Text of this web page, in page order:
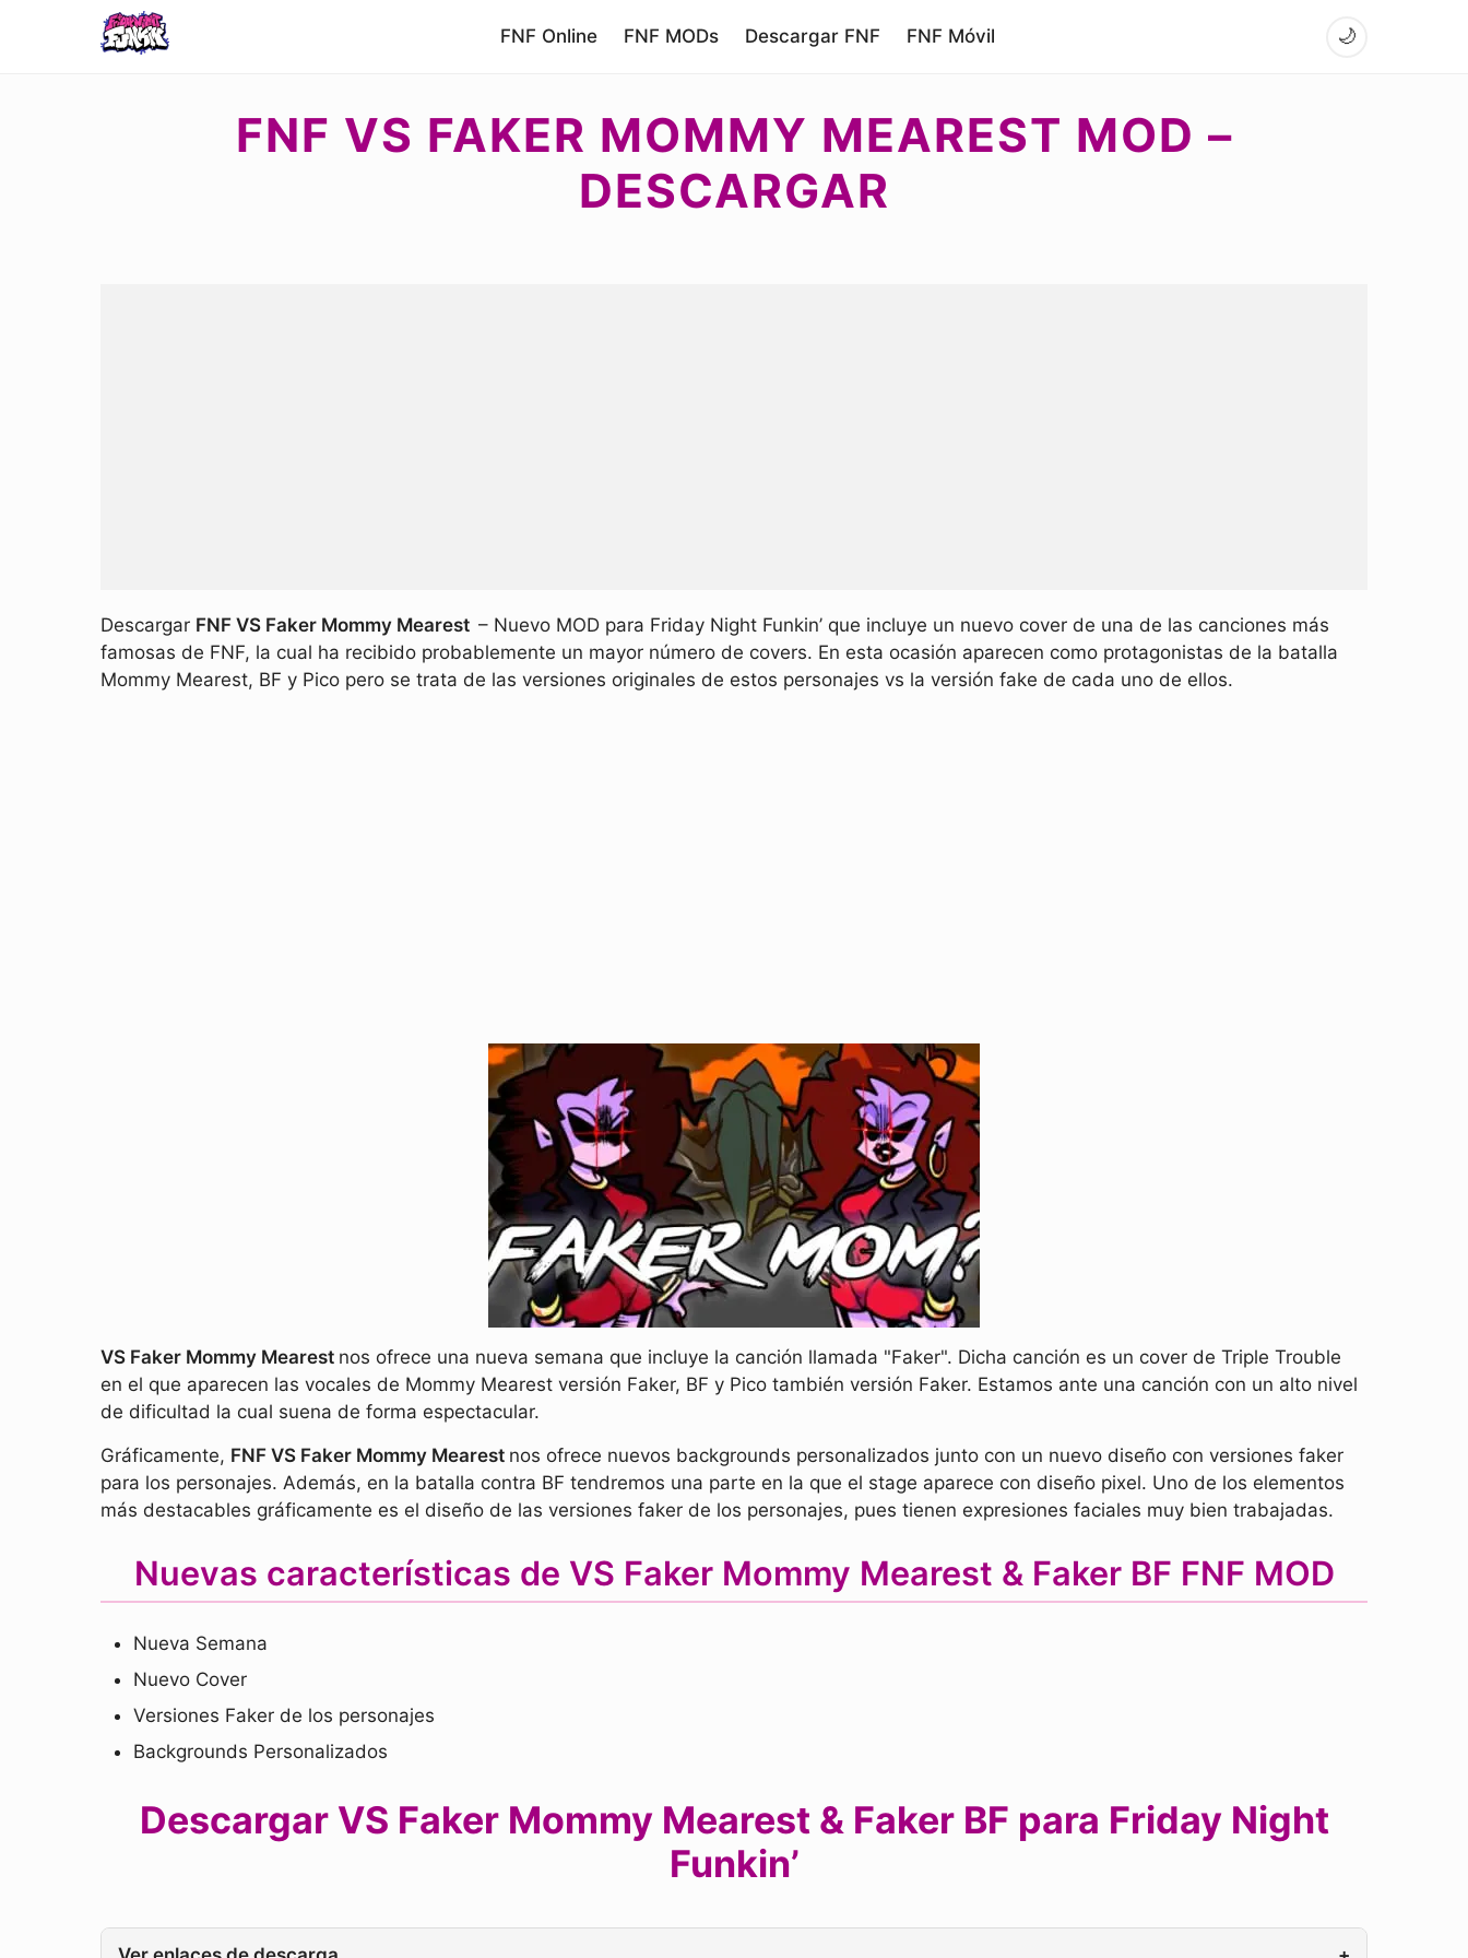
FNF Online FNF MODs Descargar FNF FNF Móvil 🌙
FNF VS FAKER MOMMY MEAREST MOD –
DESCARGAR
Descargar FNF VS Faker Mommy Mearest – Nuevo MOD para Friday Night Funkin’ que incluye un nuevo cover de una de las canciones más
famosas de FNF, la cual ha recibido probablemente un mayor número de covers. En esta ocasión aparecen como protagonistas de la batalla
Mommy Mearest, BF y Pico pero se trata de las versiones originales de estos personajes vs la versión fake de cada uno de ellos.
VS Faker Mommy Mearest nos ofrece una nueva semana que incluye la canción llamada "Faker". Dicha canción es un cover de Triple Trouble
en el que aparecen las vocales de Mommy Mearest versión Faker, BF y Pico también versión Faker. Estamos ante una canción con un alto nivel
de dificultad la cual suena de forma espectacular.
Gráficamente, FNF VS Faker Mommy Mearest nos ofrece nuevos backgrounds personalizados junto con un nuevo diseño con versiones faker
para los personajes. Además, en la batalla contra BF tendremos una parte en la que el stage aparece con diseño pixel. Uno de los elementos
más destacables gráficamente es el diseño de las versiones faker de los personajes, pues tienen expresiones faciales muy bien trabajadas.
Nuevas características de VS Faker Mommy Mearest & Faker BF FNF MOD
Nueva Semana
Nuevo Cover
Versiones Faker de los personajes
Backgrounds Personalizados
Descargar VS Faker Mommy Mearest & Faker BF para Friday Night
Funkin’